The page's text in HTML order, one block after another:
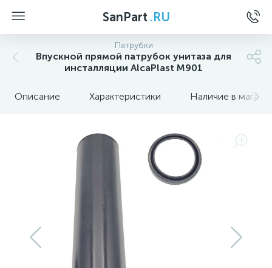
SanPart .RU
Патрубки
Впускной прямой патрубок унитаза для
инсталляции AlcaPlast M901
Описание Характеристики Наличие в